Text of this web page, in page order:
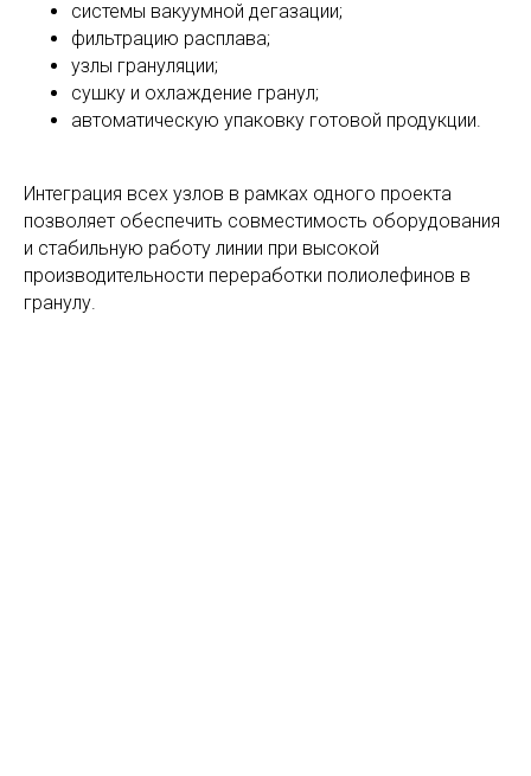
системы вакуумной дегазации;
фильтрацию расплава;
узлы грануляции;
сушку и охлаждение гранул;
автоматическую упаковку готовой продукции.
Интеграция всех узлов в рамках одного проекта
позволяет обеспечить совместимость оборудования
и стабильную работу линии при высокой
производительности переработки полиолефинов в
гранулу.